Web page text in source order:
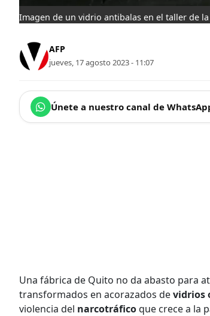
Imagen de un vidrio antibalas en el taller de
AFP
jueves, 17 agosto 2023 - 11:07
Únete a nuestro canal de
Una fábrica de Quito no da abasto para
transformados en acorazados devidrios
violencia del narcotráficoque crece a la